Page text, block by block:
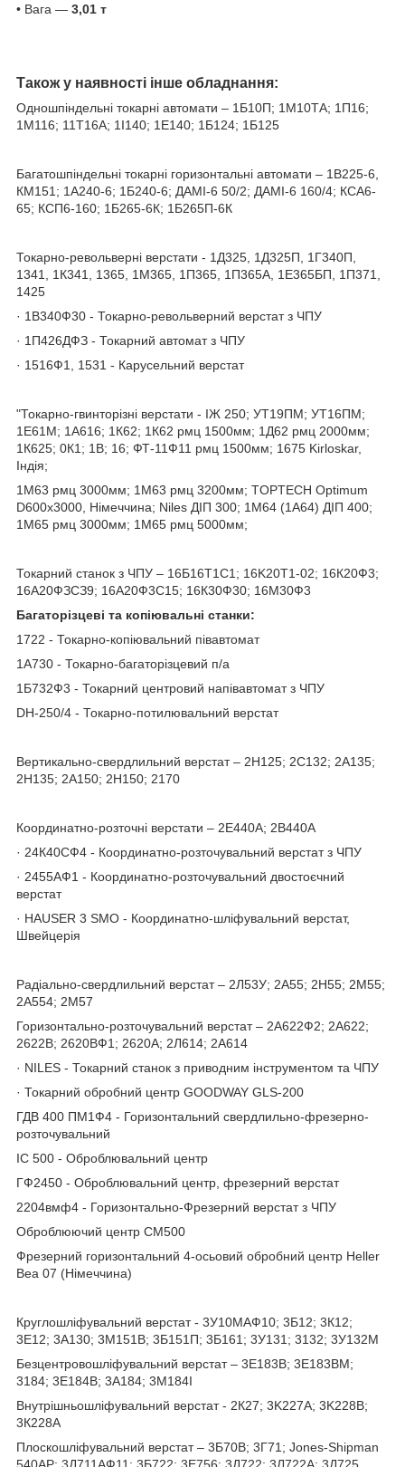
• Вага — 3,01 т
Також у наявності інше обладнання:
Одношпіндельні токарні автомати – 1Б10П; 1М10ТА; 1П16;
1M116; 11T16A; 1І140; 1Е140; 1Б124; 1Б125
Багатошпіндельні токарні горизонтальні автомати – 1В225-6,
КМ151; 1А240-6; 1Б240-6; ДАМІ-6 50/2; ДАМІ-6 160/4; КСА6-
65; КСП6-160; 1Б265-6К; 1Б265П-6К
Токарно-револьверні верстати - 1Д325, 1Д325П, 1Г340П,
1341, 1К341, 1365, 1М365, 1П365, 1П365А, 1Е365БП, 1П371,
1425
· 1В340Ф30 - Токарно-револьверний верстат з ЧПУ
· 1П426ДФЗ - Токарний автомат з ЧПУ
· 1516Ф1, 1531 - Карусельний верстат
"Токарно-гвинторізні верстати - ІЖ 250; УТ19ПМ; УТ16ПМ;
1Е61М; 1А616; 1К62; 1К62 рмц 1500мм; 1Д62 рмц 2000мм;
1К625; 0К1; 1В; 16; ФТ-11Ф11 рмц 1500мм; 1675 Kirloskar,
Індія;
1М63 рмц 3000мм; 1М63 рмц 3200мм; TOPTECH Optimum
D600х3000, Німеччина; Niles ДІП 300; 1М64 (1А64) ДІП 400;
1М65 рмц 3000мм; 1М65 рмц 5000мм;
Токарний станок з ЧПУ – 16Б16Т1C1; 16K20T1-02; 16К20Ф3;
16А20ФЗСЗ9; 16А20Ф3С15; 16К30Ф30; 16М30Ф3
Багаторізцеві та копіювальні станки:
1722 - Токарно-копіювальний півавтомат
1А730 - Токарно-багаторізцевий п/а
1Б732Ф3 - Токарний центровий напівавтомат з ЧПУ
DH-250/4 - Токарно-потилювальний верстат
Вертикально-свердлильний верстат – 2Н125; 2С132; 2А135;
2Н135; 2А150; 2Н150; 2170
Координатно-розточні верстати – 2Е440А; 2В440А
· 24К40СФ4 - Координатно-розточувальний верстат з ЧПУ
· 2455АФ1 - Координатно-розточувальний двостоєчний
верстат
· HAUSER 3 SMO - Координатно-шліфувальний верстат,
Швейцерія
Радіально-свердлильний верстат – 2Л53У; 2А55; 2Н55; 2М55;
2А554; 2М57
Горизонтально-розточувальний верстат – 2А622Ф2; 2А622;
2622В; 2620ВФ1; 2620А; 2Л614; 2А614
· NILES - Токарний станок з приводним інструментом та ЧПУ
· Токарний обробний центр GOODWAY GLS-200
ГДВ 400 ПМ1Ф4 - Горизонтальний свердлильно-фрезерно-
розточувальний
ІС 500 - Оброблювальний центр
ГФ2450 - Оброблювальний центр, фрезерний верстат
2204вмф4 - Горизонтально-Фрезерний верстат з ЧПУ
Оброблюючий центр СМ500
Фрезерний горизонтальний 4-осьовий обробний центр Heller
Bea 07 (Німеччина)
Круглошліфувальний верстат - 3У10МАФ10; 3Б12; 3К12;
3Е12; 3А130; 3М151В; 3Б151П; 3Б161; 3У131; 3132; 3У132М
Безцентровошліфувальний верстат – 3Е183В; 3Е183ВМ;
3184; 3Е184В; 3А184; 3М184І
Внутрішньошліфувальний верстат - 2К27; 3K227A; 3K228B;
3К228А
Плоскошліфувальний верстат – 3Б70В; 3Г71; Jones-Shipman
540AP; 3Д711АФ11; 3Б722; 3Е756; 3Д722; 3Л722А; 3Д725